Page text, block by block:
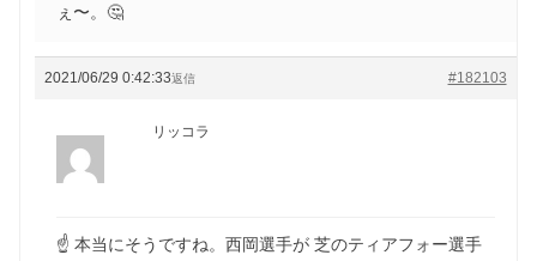
ぇ〜。🤔
2021/06/29 0:42:33 #182103
返信
リッコラ
☝️ 本当にそうですね。西岡選手が 芝のティアフォー選手